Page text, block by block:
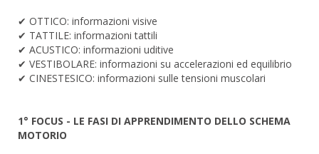
✔ OTTICO: informazioni visive
✔ TATTILE: informazioni tattili
✔ ACUSTICO: informazioni uditive
✔ VESTIBOLARE: informazioni su accelerazioni ed equilibrio
✔ CINESTESICO: informazioni sulle tensioni muscolari
1° FOCUS - LE FASI DI APPRENDIMENTO DELLO SCHEMA
MOTORIO